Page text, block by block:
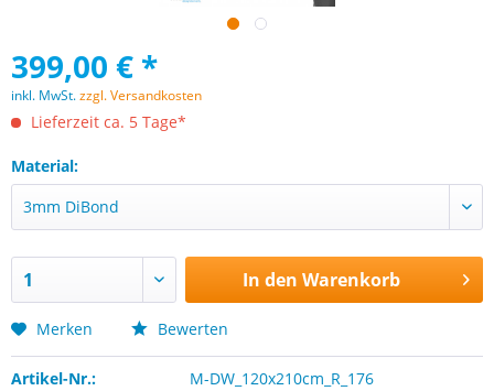
399,00 € *
inkl. MwSt.zzgl. Versandkosten
Lieferzeit ca. 5 Tage*
Material:
In den Warenkorb
Merken Bewerten
Artikel-Nr.: M-DW_120x210cm_R_176